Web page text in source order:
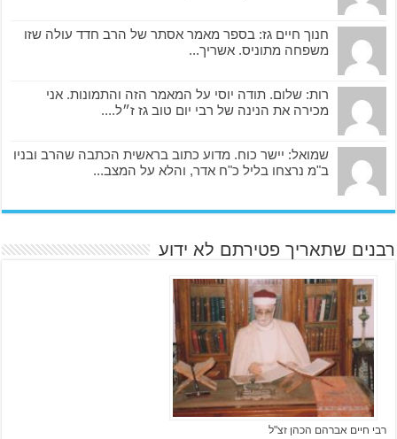
חנוך חיים גז: בספר מאמר אסתר של הרב חדד עולה שזו
משפחה מתוניס. אשריך...
רות: שלום. תודה יוסי על המאמר הזה והתמונות. אני
מכירה את הנינה של רבי יום טוב גז ז״ל....
שמואל: יישר כוח. מדוע כתוב בראשית הכתבה שהרב ובניו
ב"מ נרצחו בליל כ"ח אדר, והלא על המצב...
רבנים שתאריך פטירתם לא ידוע
רבי חיים אברהם הכהן זצ"ל